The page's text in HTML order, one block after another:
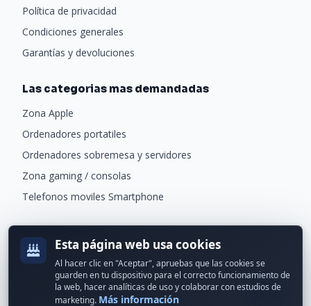
Política de privacidad
Condiciones generales
Garantías y devoluciones
Las categorias mas demandadas
Zona Apple
Ordenadores portatiles
Ordenadores sobremesa y servidores
Zona gaming / consolas
Telefonos moviles Smartphone
Recibe ofertas exclusivas y novedades.
Esta página web usa cookies
Al hacer clic en "Aceptar", apruebas que las cookies se
guarden en tu dispositivo para el correcto funcionamiento de
la web, hacer analíticas de uso y colaborar con estudios de
marketing. Más información